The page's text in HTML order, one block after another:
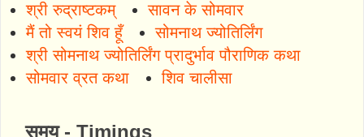
श्री रुद्राष्टकम्
सावन के सोमवार
मैं तो स्वयं शिव हूँ
सोमनाथ ज्योतिर्लिंग
श्री सोमनाथ ज्योतिर्लिंग प्रादुर्भाव पौराणिक कथा
सोमवार व्रत कथा
शिव चालीसा
समय - Timings